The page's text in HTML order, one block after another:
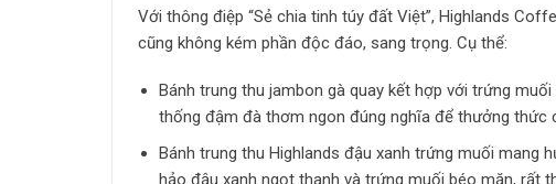
Với thông điệp “Sẻ chia tinh túy đất Việt”, Highlands
cũng không kém phần độc đáo, sang trọng. Cụ thể:
Bánh trung thu jambon gà quay kết hợp với trứng
thống đậm đà thơm ngon đúng nghĩa để thưởng thức
Bánh trung thu Highlands đậu xanh trứng muối mang
hảo đậu xanh ngọt thanh và trứng muối béo mặn, rất